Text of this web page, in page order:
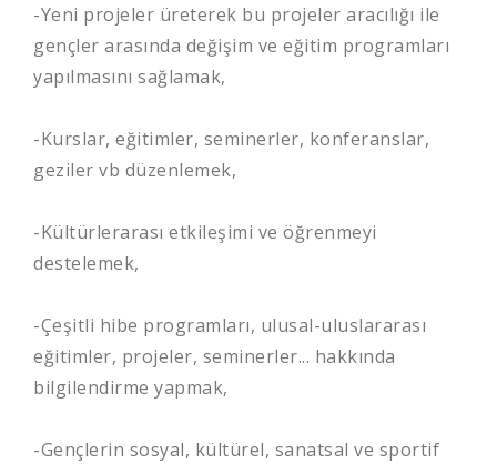
-Yeni projeler üreterek bu projeler aracılığı ile
gençler arasında değişim ve eğitim programları
yapılmasını sağlamak,
-Kurslar, eğitimler, seminerler, konferanslar,
geziler vb düzenlemek,
-Kültürlerarası etkileşimi ve öğrenmeyi
destelemek,
-Çeşitli hibe programları, ulusal-uluslararası
eğitimler, projeler, seminerler... hakkında
bilgilendirme yapmak,
-Gençlerin sosyal, kültürel, sanatsal ve sportif